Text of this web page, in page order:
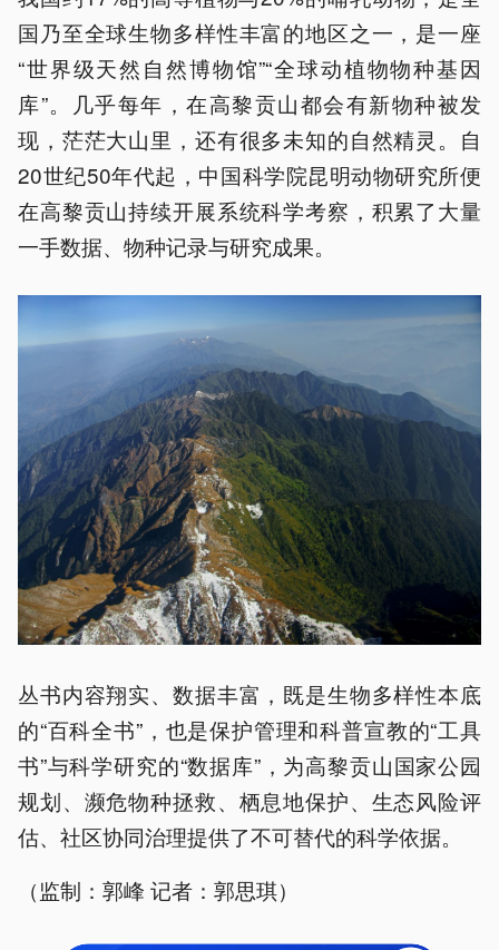
国乃至全球生物多样性丰富的地区之一，是一座
“世界级天然自然博物馆”“全球动植物物种基因
库”。几乎每年，在高黎贡山都会有新物种被发
现，茫茫大山里，还有很多未知的自然精灵。自
20世纪50年代起，中国科学院昆明动物研究所便
在高黎贡山持续开展系统科学考察，积累了大量
一手数据、物种记录与研究成果。
丛书内容翔实、数据丰富，既是生物多样性本底
的“百科全书”，也是保护管理和科普宣教的“工具
书”与科学研究的“数据库”，为高黎贡山国家公园
规划、濒危物种拯救、栖息地保护、生态风险评
估、社区协同治理提供了不可替代的科学依据。
（监制：郭峰 记者：郭思琪）